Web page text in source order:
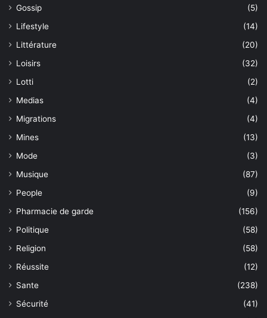
Gossip
(5)
Lifestyle
(14)
Littérature
(20)
Loisirs
(32)
Lotti
(2)
Medias
(4)
Migrations
(4)
Mines
(13)
Mode
(3)
Musique
(87)
People
(9)
Pharmacie de garde
(156)
Politique
(58)
Religion
(58)
Réussite
(12)
Sante
(238)
Sécurité
(41)